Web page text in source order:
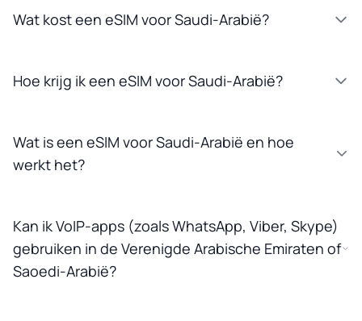
Wat kost een eSIM voor Saudi-Arabië?
Hoe krijg ik een eSIM voor Saudi-Arabië?
Wat is een eSIM voor Saudi-Arabië en hoe
werkt het?
Kan ik VoIP-apps (zoals WhatsApp, Viber, Skype)
gebruiken in de Verenigde Arabische Emiraten of
Saoedi-Arabië?